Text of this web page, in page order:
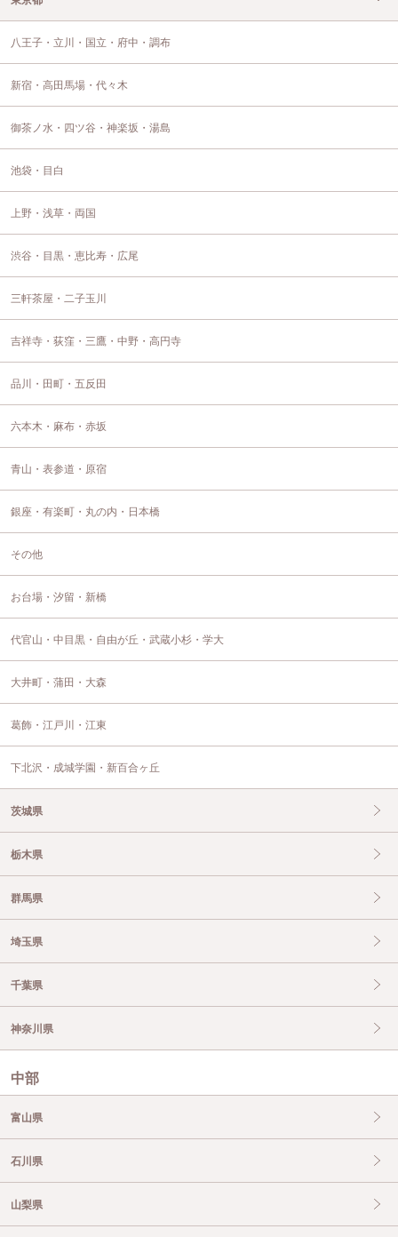
八王子・立川・国立・府中・調布
新宿・高田馬場・代々木
御茶ノ水・四ツ谷・神楽坂・湯島
池袋・目白
上野・浅草・両国
渋谷・目黒・恵比寿・広尾
三軒茶屋・二子玉川
吉祥寺・荻窪・三鷹・中野・高円寺
品川・田町・五反田
六本木・麻布・赤坂
青山・表参道・原宿
銀座・有楽町・丸の内・日本橋
その他
お台場・汐留・新橋
代官山・中目黒・自由が丘・武蔵小杉・学大
大井町・蒲田・大森
葛飾・江戸川・江東
下北沢・成城学園・新百合ヶ丘
茨城県
栃木県
群馬県
埼玉県
千葉県
神奈川県
中部
富山県
石川県
山梨県